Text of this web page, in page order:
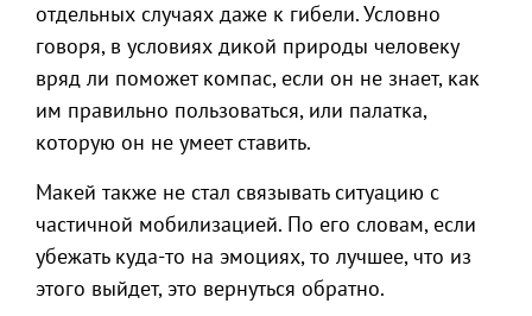
отдельных случаях даже к гибели. Условно
говоря, в условиях дикой природы человеку
вряд ли поможет компас, если он не знает, как
им правильно пользоваться, или палатка,
которую он не умеет ставить.
Макей также не стал связывать ситуацию с
частичной мобилизацией. По его словам, если
убежать куда-то на эмоциях, то лучшее, что из
этого выйдет, это вернуться обратно.